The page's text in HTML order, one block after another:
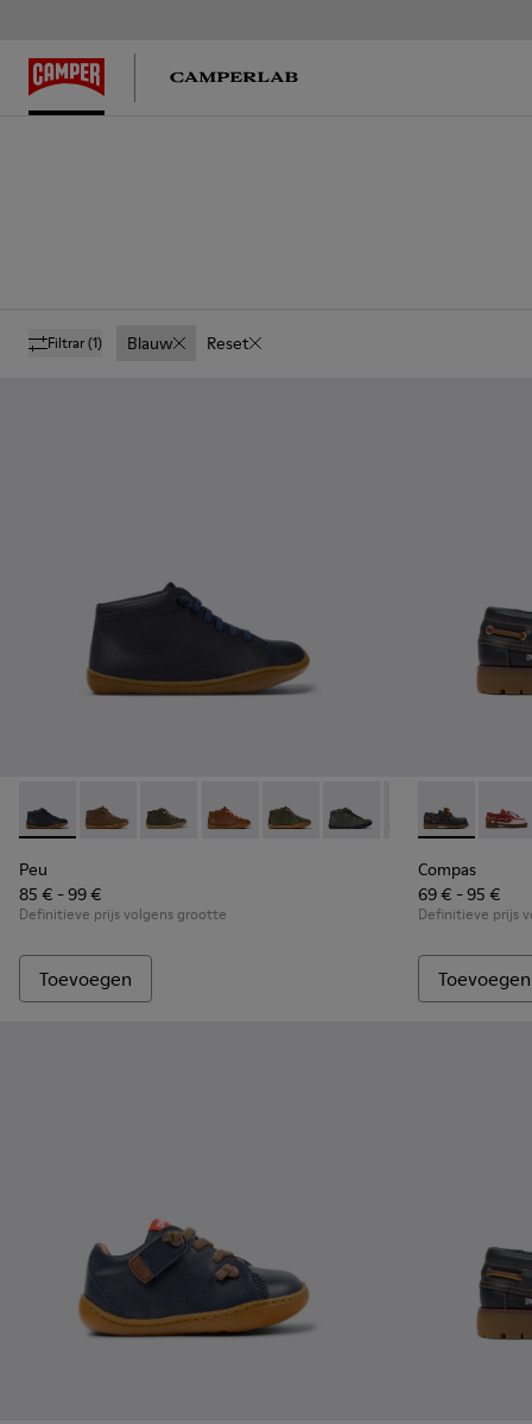
Filtrar(1) Blauw Reset
Peu - 90019-096 - Blauwe leren enkellaarsjes voor kinderen.
Peu - 90019-131
Peu - 90019-130
Peu - 90019-126
Peu - 90019-125Peu - 90019-124
Peu - 90019-
Peu -
Peu
85 € - 99 €
Definitieve prijs volgens grootte
Toevoegen
Compas -
Compas
69 € - 95 €
Definitieve prijs
Toevoegen